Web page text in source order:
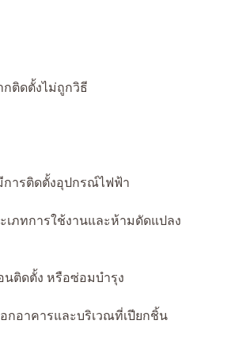
กติดตั้งไม่ถูกวิธี
ารติดตั้งอุปกรณ์ไฟฟ้า
เภทการใช้งานและห้ามดัดแปลง
ติดตั้ง หรือซ่อมบำรุง
กอาคารและบริเวณที่เปียกชิ้น